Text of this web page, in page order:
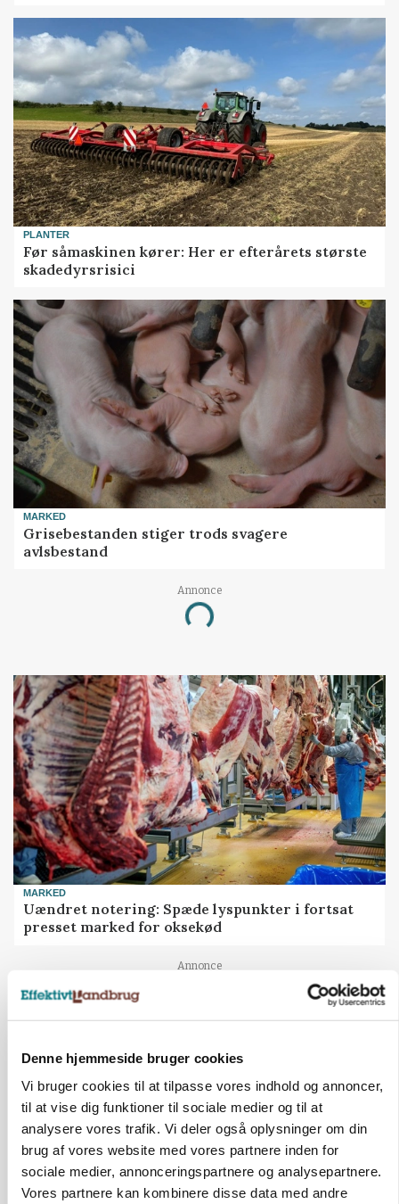
Denne hjemmeside bruger cookies
Vi bruger cookies til at tilpasse vores indhold og annoncer,
til at vise dig funktioner til sociale medier og til at
analysere vores trafik. Vi deler også oplysninger om din
brug af vores website med vores partnere inden for
sociale medier, annonceringspartnere og analysepartnere.
Vores partnere kan kombinere disse data med andre
PLANTER
Før såmaskinen kører: Her er efterårets største
skadedyrsrisici
MARKED
Grisebestanden stiger trods svagere
avlsbestand
Annonce
Loading...
MARKED
Uændret notering: Spæde lyspunkter i fortsat
presset marked for oksekød
Annonce